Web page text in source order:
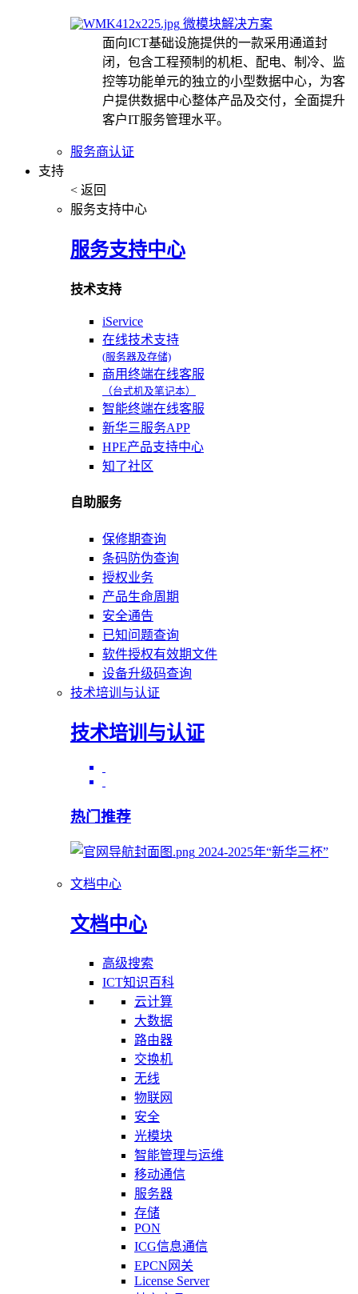
微模块解决方案
面向ICT基础设施提供的一款采用通道封
闭，包含工程预制的机柜、配电、制冷、监
控等功能单元的独立的小型数据中心，为客
户提供数据中心整体产品及交付，全面提升
客户IT服务管理水平。
服务商认证
支持
< 返回
服务支持中心
服务支持中心
技术支持
iService
在线技术支持
(服务器及存储)
商用终端在线客服
（台式机及笔记本）
智能终端在线客服
新华三服务APP
HPE产品支持中心
知了社区
自助服务
保修期查询
条码防伪查询
授权业务
产品生命周期
安全通告
已知问题查询
软件授权有效期文件
设备升级码查询
技术培训与认证
技术培训与认证
热门推荐
2024-2025年“新华三杯”
文档中心
文档中心
高级搜索
ICT知识百科
云计算
大数据
路由器
交换机
无线
物联网
安全
光模块
智能管理与运维
移动通信
服务器
存储
PON
ICG信息通信
EPCN网关
License Server